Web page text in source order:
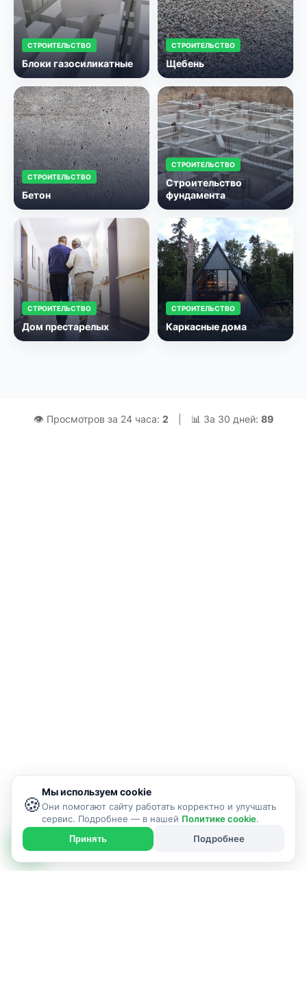
СТРОИТЕЛЬСТВО
Блоки газосиликатные
СТРОИТЕЛЬСТВО
Щебень
СТРОИТЕЛЬСТВО
Бетон
СТРОИТЕЛЬСТВО
Строительство
фундамента
СТРОИТЕЛЬСТВО
Дом престарелых
СТРОИТЕЛЬСТВО
Каркасные дома
👁 Просмотров за 24 часа: 2 📊 За 30 дней: 89
🍪
Мы используем cookie
Они помогают сайту работать корректно и улучшать
сервис. Подробнее — в нашей Политике cookie.
Принять Подробнее